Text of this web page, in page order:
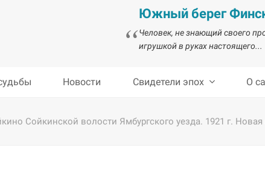
Южный берег
Человек, не знающий своего
игрушкой в руках настоящего...
Новости Свидетели эпох О
Сойкинской волости Ямбургского уезда. 1921 г.